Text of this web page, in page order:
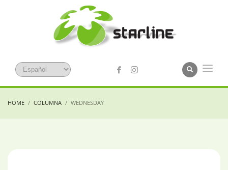
HOME COLUMNA WEDNESDAY